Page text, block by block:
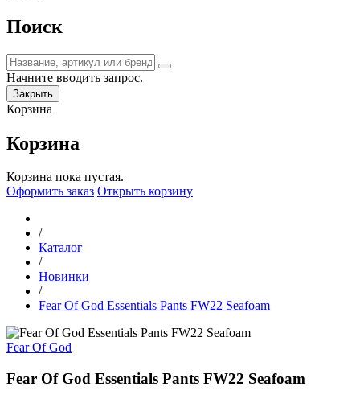
Поиск
Начните вводить запрос.
Закрыть
Корзина
Корзина
Корзина пока пустая.
Оформить заказ Открыть корзину
/
Каталог
/
Новинки
/
Fear Of God Essentials Pants FW22 Seafoam
Fear Of God
Fear Of God Essentials Pants FW22 Seafoam